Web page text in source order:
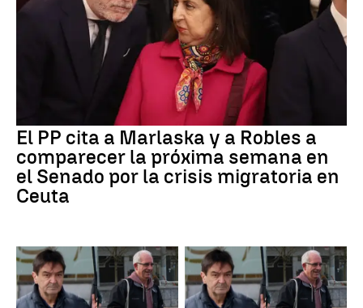
El PP cita a Marlaska y a Robles a
comparecer la próxima semana en
el Senado por la crisis migratoria en
Ceuta